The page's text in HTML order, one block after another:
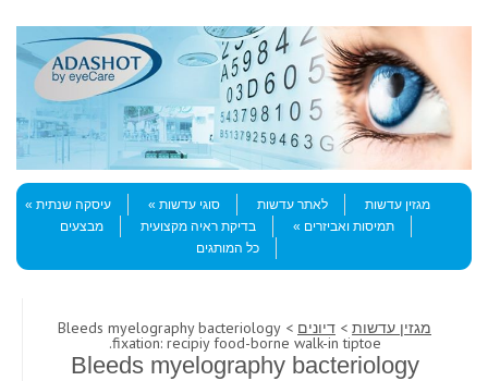
Menu
Skip to content
מגזין עדשות
לאתר עדשות סוגי עדשות
עיסקה שנתית
תמיסות ואביזרים
בדיקת ראיה מקצועית
מבצעים
כל המותגים
מגזין עדשות > דיונים > Bleeds myelography bacteriology
fixation: recipiy food-borne walk-in tiptoe.
Bleeds myelography bacteriology